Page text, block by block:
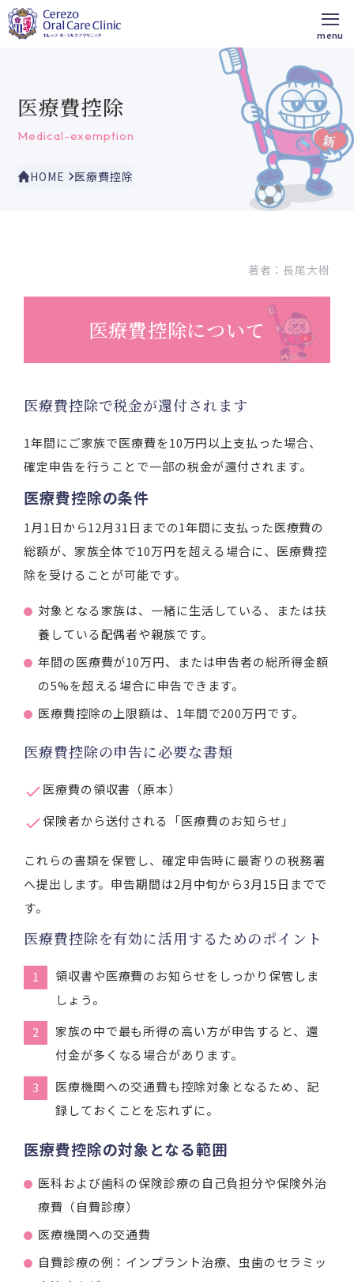
医療費控除
Medical-exemption
HOME 医療費控除
著者：長尾大樹
医療費控除について
医療費控除で税金が還付されます
1年間にご家族で医療費を10万円以上支払った場合、
確定申告を行うことで一部の税金が還付されます。
医療費控除の条件
1月1日から12月31日までの1年間に支払った医療費の
総額が、家族全体で10万円を超える場合に、医療費控
除を受けることが可能です。
対象となる家族は、一緒に生活している、または扶
養している配偶者や親族です。
年間の医療費が10万円、または申告者の総所得金額
の5%を超える場合に申告できます。
医療費控除の上限額は、1年間で200万円です。
医療費控除の申告に必要な書類
医療費の領収書（原本）
保険者から送付される「医療費のお知らせ」
これらの書類を保管し、確定申告時に最寄りの税務署
へ提出します。申告期間は2月中旬から3月15日までで
す。
医療費控除を有効に活用するためのポイント
領収書や医療費のお知らせをしっかり保管しま
しょう。
家族の中で最も所得の高い方が申告すると、還
付金が多くなる場合があります。
医療機関への交通費も控除対象となるため、記
録しておくことを忘れずに。
医療費控除の対象となる範囲
医科および歯科の保険診療の自己負担分や保険外治
療費（自費診療）
医療機関への交通費
自費診療の例：インプラント治療、虫歯のセラミッ